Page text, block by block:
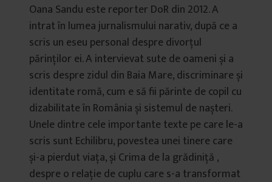
Oana Sandu este reporter DoR din 2012. A
intrat în lumea jurnalismului narativ, după ce a
scris un eseu personal despre divorțul
părinților ei. A intervievat sute de oameni și a
scris despre zidul din Baia Mare, discriminare și
identitate romă, cum e să fii părinte de copil cu
dizabilitate în România și sistemul de nașteri.
Unele dintre cele importante texte pe care le-a
scris sunt Echilibru, povestea unei tinere care
și-a pierdut viața, și Crima de la grădiniță ,
despre o relație de cuplu care s-a transformat